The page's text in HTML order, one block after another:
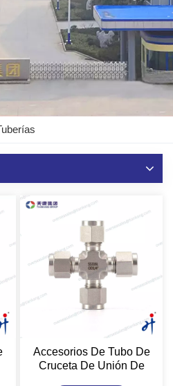
Accesorios De Tubo De
Cruceta De Unión De